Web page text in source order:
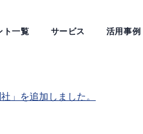
ト一覧 サービス 活用事例
」を追加しました。